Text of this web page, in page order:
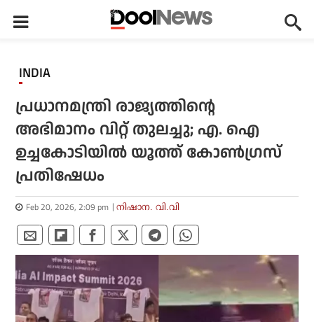
INDIA
പ്രധാനമന്ത്രി രാജ്യത്തിന്റെ
അഭിമാനം വിറ്റ് തുലച്ചു; എ. ഐ
ഉച്ചകോടിയില്‍ യൂത്ത് കോണ്‍ഗ്രസ്
പ്രതിഷേധം
Feb 20, 2026, 2:09 pm നിഷാന. വി.വി